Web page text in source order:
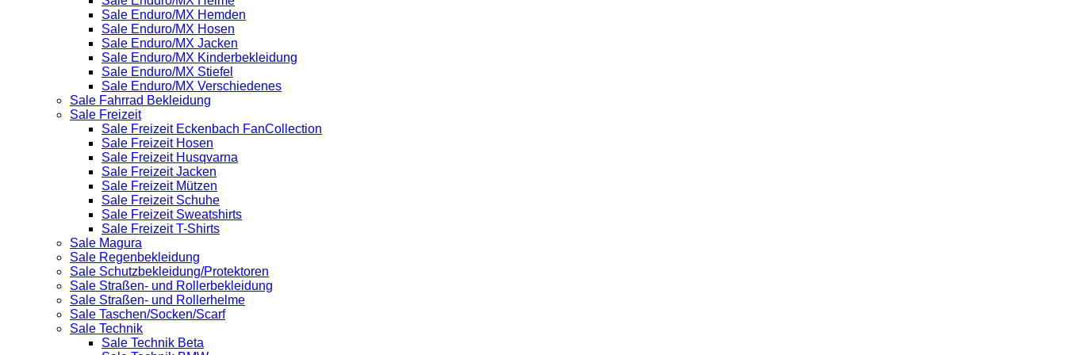
Sale Enduro/MX Hemden
Sale Enduro/MX Hosen
Sale Enduro/MX Jacken
Sale Enduro/MX Kinderbekleidung
Sale Enduro/MX Stiefel
Sale Enduro/MX Verschiedenes
Sale Fahrrad Bekleidung
Sale Freizeit
Sale Freizeit Eckenbach FanCollection
Sale Freizeit Hosen
Sale Freizeit Husqvarna
Sale Freizeit Jacken
Sale Freizeit Mützen
Sale Freizeit Schuhe
Sale Freizeit Sweatshirts
Sale Freizeit T-Shirts
Sale Magura
Sale Regenbekleidung
Sale Schutzbekleidung/Protektoren
Sale Straßen- und Rollerbekleidung
Sale Straßen- und Rollerhelme
Sale Taschen/Socken/Scarf
Sale Technik
Sale Technik Beta